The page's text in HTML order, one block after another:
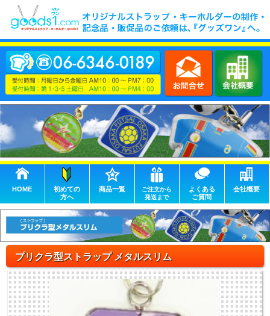
HOME
初めての
方へ
商品一覧
ご注文から
発送まで
よくある
ご質問
会社概要
プリクラ型ストラップ メタルスリム